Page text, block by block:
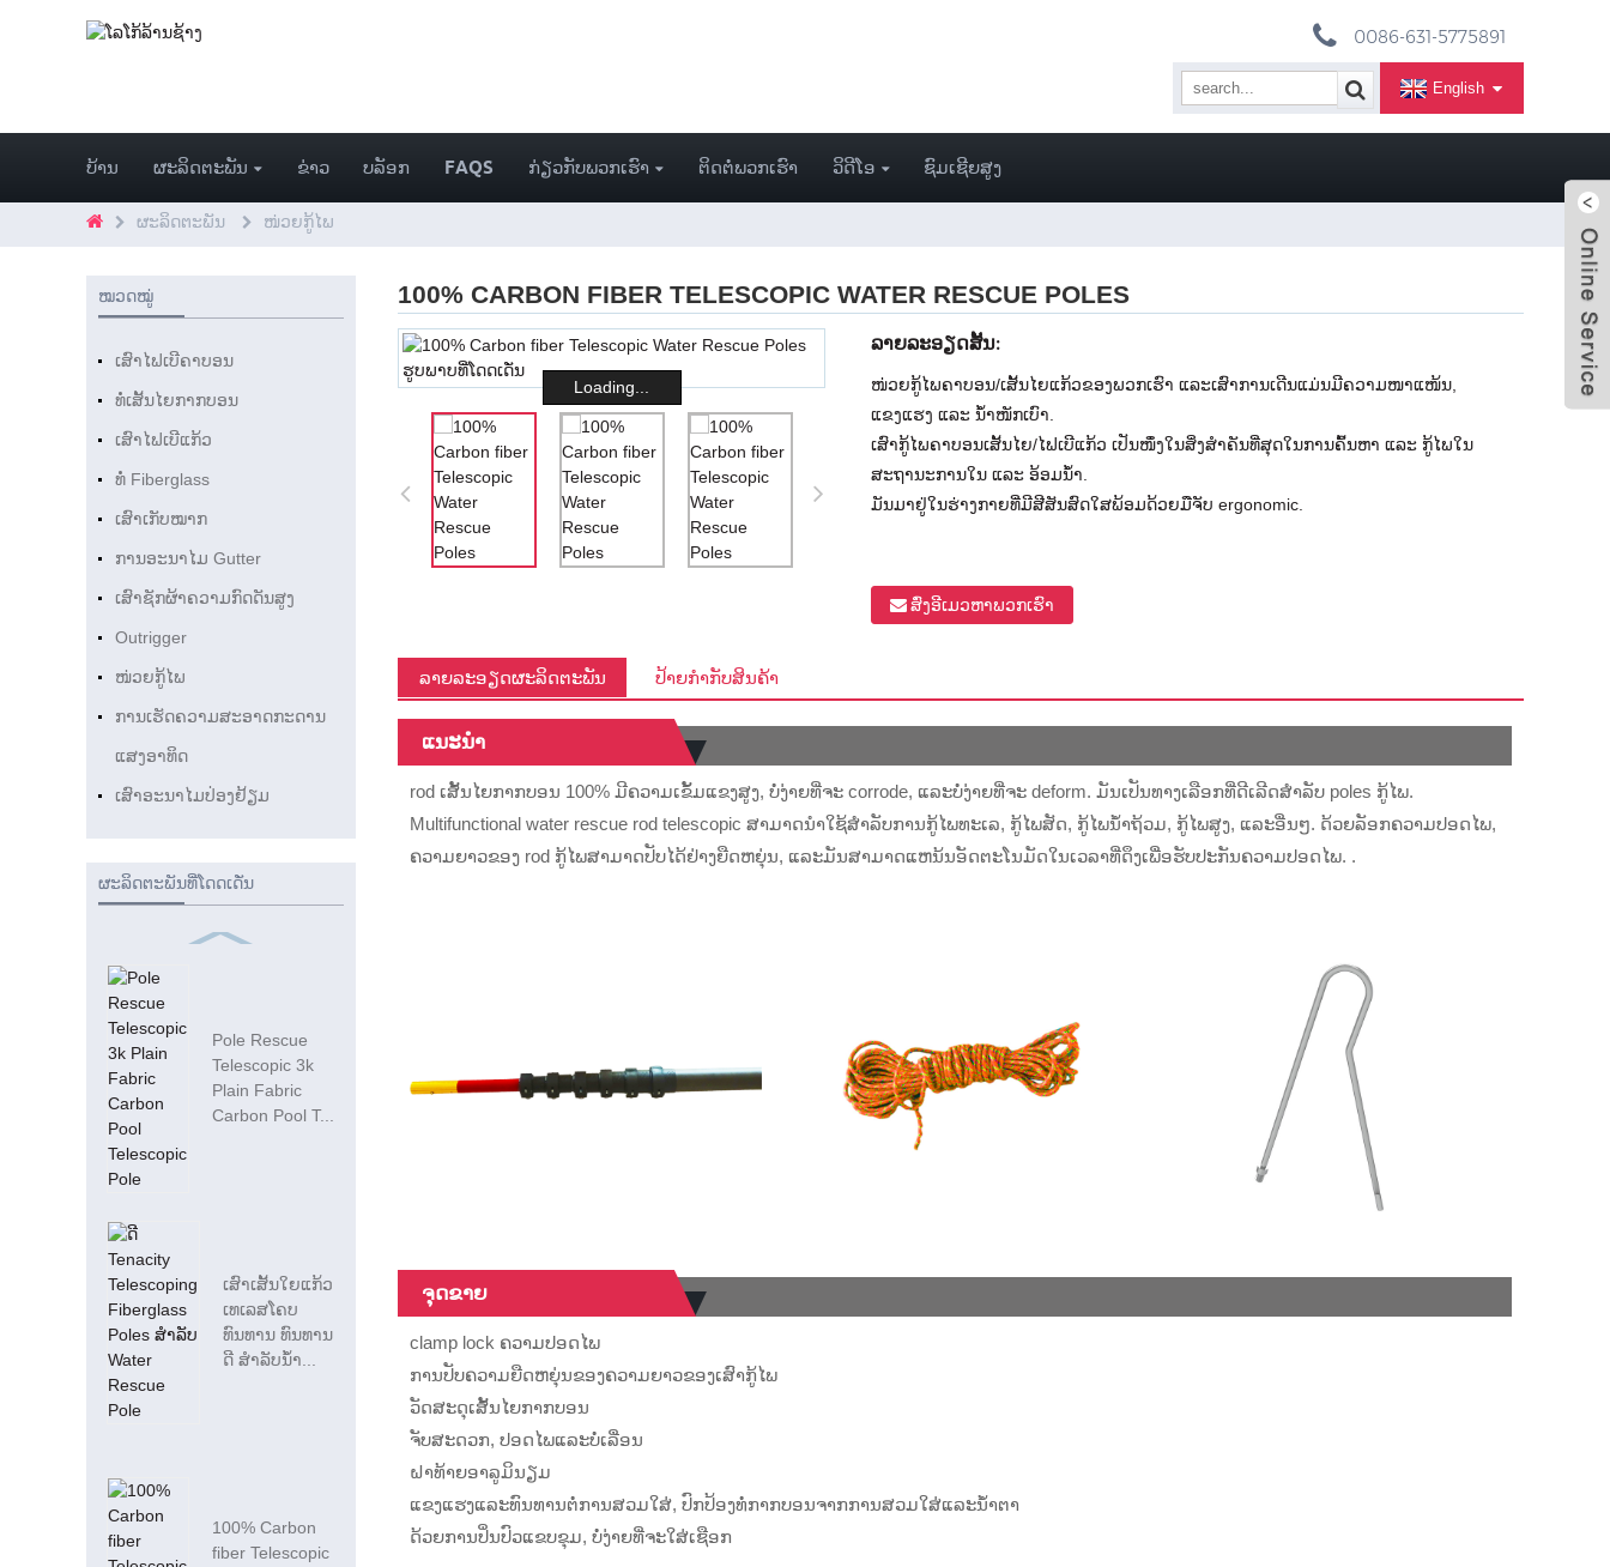
0086-631-5775891
English
ບ້ານ ຜະລິດຕະພັນ ຂ່າວ ບລັອກ FAQS ກ່ຽວກັບພວກເຮົາ ຕິດຕໍ່ພວກເຮົາ ວິດີໂອ ຊົມເຊີຍສູງ
ຜະລິດຕະພັນ ໜ່ວຍກູ້ໄພ
ໝວດໝູ່
ເສົາໄຟເບີຄາບອນ
ທໍ່ເສັ້ນໄຍກາກບອນ
ເສົາໄຟເບີແກ້ວ
ທໍ່ Fiberglass
ເສົາເກັບໝາກ
ການອະນາໄມ Gutter
ເສົາຊັກຜ້າຄວາມກົດດັນສູງ
Outrigger
ໜ່ວຍກູ້ໄພ
ການເຮັດຄວາມສະອາດກະດານ
ແສງອາທິດ
ເສົາອະນາໄມປ່ອງຢ້ຽມ
ຜະລິດຕະພັນທີ່ໂດດເດັ່ນ
Pole Rescue
Telescopic 3k
Plain Fabric
Carbon Pool T...
ເສົາເສັ້ນໃຍແກ້ວ
ເທເລສໂຄບ
ທົນທານ ທົນທານ
ດີ ສຳລັບນ້ຳ...
100% Carbon
fiber Telescopic
100% CARBON FIBER TELESCOPIC WATER RESCUE POLES
Loading...
ລາຍ​ລະ​ອຽດ​ສັ້ນ​:
ໜ່ວຍກູ້ໄພຄາບອນ/ເສັ້ນໄຍແກ້ວຂອງພວກເຮົາ ແລະເສົາການເດີນແມ່ນມີຄວາມໜາແໜ້ນ,
ແຂງແຮງ ແລະ ນ້ຳໜັກເບົາ.
ເສົາກູ້ໄພຄາບອນເສັ້ນໄຍ/ໄຟເບີແກ້ວ ເປັນໜຶ່ງໃນສິ່ງສຳຄັນທີ່ສຸດໃນການຄົ້ນຫາ ແລະ ກູ້ໄພໃນ
ສະຖານະການໃນ ແລະ ອ້ອມນ້ຳ.
ມັນມາຢູ່ໃນຮ່າງກາຍທີ່ມີສີສັນສົດໃສພ້ອມດ້ວຍມືຈັບ ergonomic.
ສົ່ງອີເມວຫາພວກເຮົາ
ລາຍລະອຽດຜະລິດຕະພັນ ປ້າຍກຳກັບສິນຄ້າ
ແນະນຳ
rod ເສັ້ນໄຍກາກບອນ 100% ມີຄວາມເຂັ້ມແຂງສູງ, ບໍ່ງ່າຍທີ່ຈະ corrode, ແລະບໍ່ງ່າຍທີ່ຈະ deform. ມັນເປັນທາງເລືອກທີ່ດີເລີດສໍາລັບ poles ກູ້ໄພ.
Multifunctional water rescue rod telescopic ສາມາດນໍາໃຊ້ສໍາລັບການກູ້ໄພທະເລ, ກູ້ໄພສັດ, ກູ້ໄພນ້ໍາຖ້ວມ, ກູ້ໄພສູງ, ແລະອື່ນໆ. ດ້ວຍລັອກຄວາມປອດໄພ,
ຄວາມຍາວຂອງ rod ກູ້ໄພສາມາດປັບໄດ້ຢ່າງຍືດຫຍຸ່ນ, ແລະມັນສາມາດແຫນ້ນອັດຕະໂນມັດໃນເວລາທີ່ດຶງເພື່ອຮັບປະກັນຄວາມປອດໄພ. .
ຈຸດຂາຍ
clamp lock ຄວາມປອດໄພ
ການປັບຄວາມຍືດຫຍຸ່ນຂອງຄວາມຍາວຂອງເສົາກູ້ໄພ
ວັດສະດຸເສັ້ນໄຍກາກບອນ
ຈັບສະດວກ, ປອດໄພແລະບໍ່ເລື່ອນ
ຝາທ້າຍອາລູມິນຽມ
ແຂງແຮງແລະທົນທານຕໍ່ການສວມໃສ່, ປົກປ້ອງທໍ່ກາກບອນຈາກການສວມໃສ່ແລະນ້ໍາຕາ
ດ້ວຍການປິ່ນປົວແຂບຂຸມ, ບໍ່ງ່າຍທີ່ຈະໃສ່ເຊືອກ